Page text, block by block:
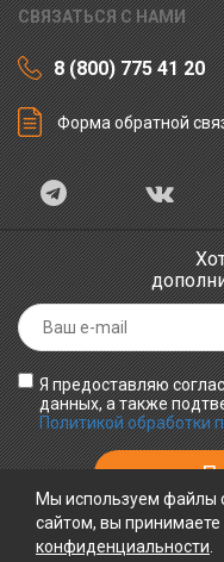
СВЯЗАТЬСЯ С НАМИ
8 (800) 775 41 20
Форма обратной
Я предоставляю
данных, а также
Политикой обработки
Мы используем файлы
сайтом, вы
конфиденциальности